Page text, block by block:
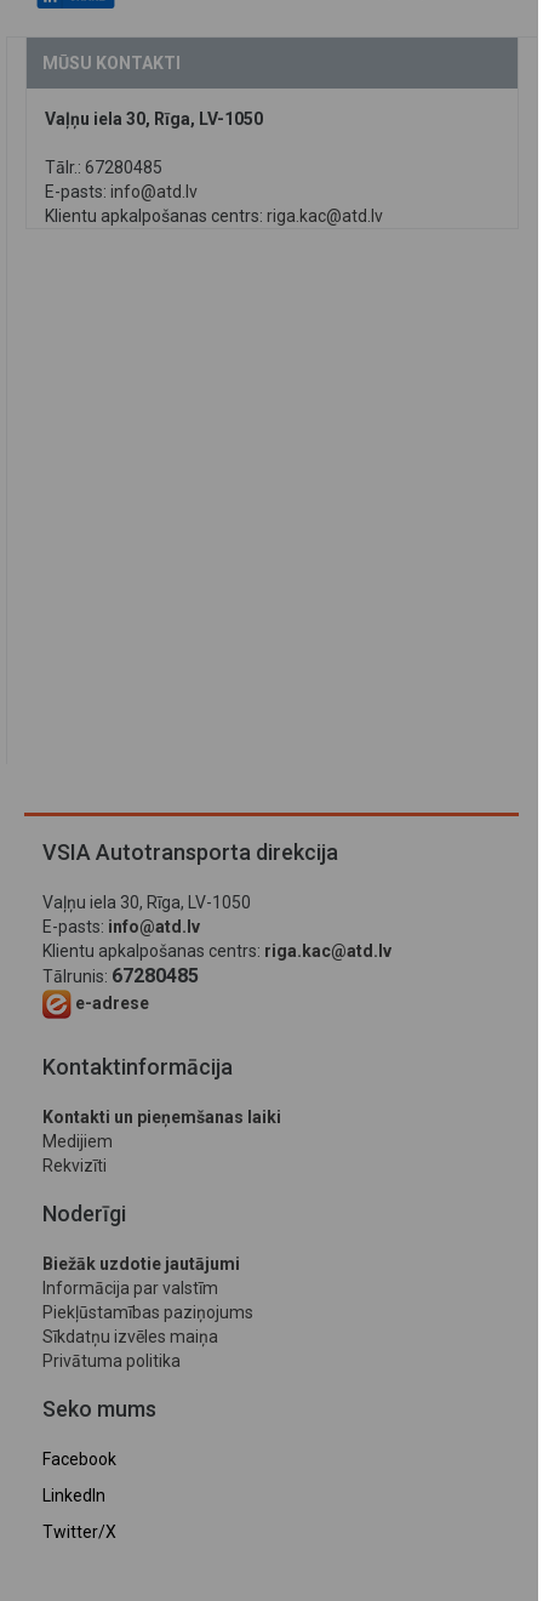
MŪSU KONTAKTI
Vaļņu iela 30, Rīga, LV-1050
Tālr.: 67280485
E-pasts: info@atd.lv
Klientu apkalpošanas centrs: riga.kac@atd.lv
VSIA Autotransporta direkcija
Vaļņu iela 30, Rīga, LV-1050
E-pasts: info@atd.lv
Klientu apkalpošanas centrs: riga.kac@atd.lv
Tālrunis: 67280485
e-adrese
Kontaktinformācija
Kontakti un pieņemšanas laiki
Medijiem
Rekvizīti
Noderīgi
Biežāk uzdotie jautājumi
Informācija par valstīm
Piekļūstamības paziņojums
Sīkdatņu izvēles maiņa
Privātuma politika
Seko mums
Facebook
LinkedIn
Twitter/X